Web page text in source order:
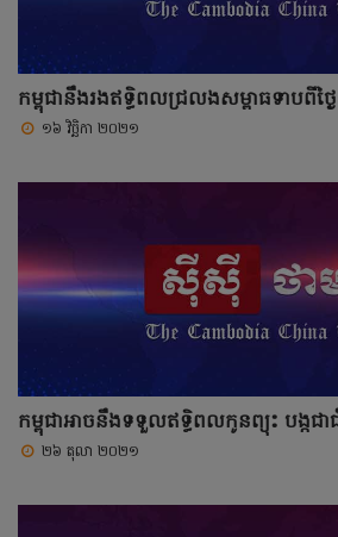
កម្ពុជានឹងរងឥទ្ធិពលជ្រលងសម្ពាធទាបពីថ្
១៦ វិច្ឆិកា ២០២១
កម្ពុជាអាចនឹងទទួលឥទ្ធិពលកូនព្យុះ បង្កជ
២៦ តុលា ២០២១